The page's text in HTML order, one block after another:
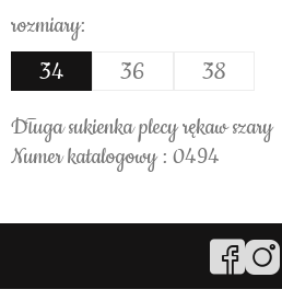
rozmiary:
34 36 38
Długa sukienka plecy rękaw szary
Numer katalogowy : 0494